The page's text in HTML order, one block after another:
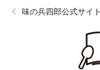
味の兵四郎公式サイト